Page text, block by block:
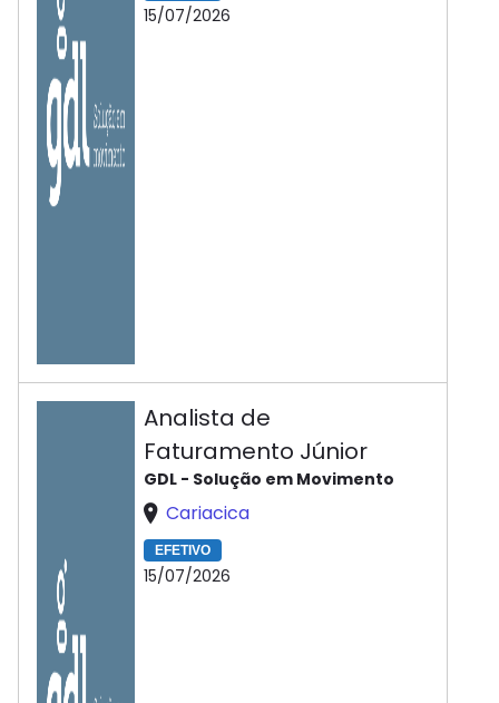
15/07/2026
Analista de
Faturamento Júnior
GDL - Solução em Movimento
Cariacica
EFETIVO
15/07/2026